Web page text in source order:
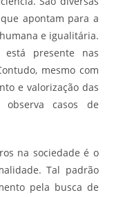
apontam para a
e igualitária.
presente nas
mesmo com
e valorização das
observa casos de
na sociedade é o
Tal padrão
pela busca de